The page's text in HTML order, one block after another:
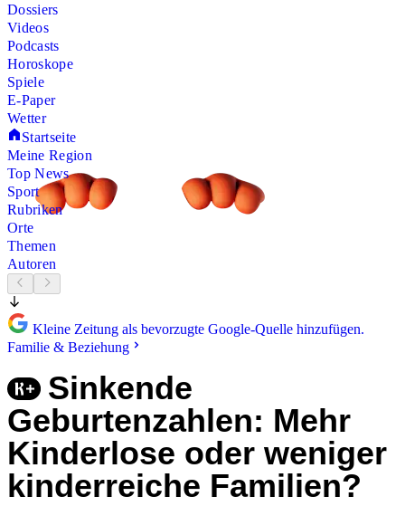
Dossiers
Videos
Podcasts
Horoskope
Spiele
E-Paper
Wetter
Startseite
Meine Region
Top News
Sport
Rubriken
Orte
Themen
Autoren
Kleine Zeitung als bevorzugte Google-Quelle hinzufügen.
Familie & Beziehung
Sinkende
Geburtenzahlen: Mehr
Kinderlose oder weniger
kinderreiche Familien?